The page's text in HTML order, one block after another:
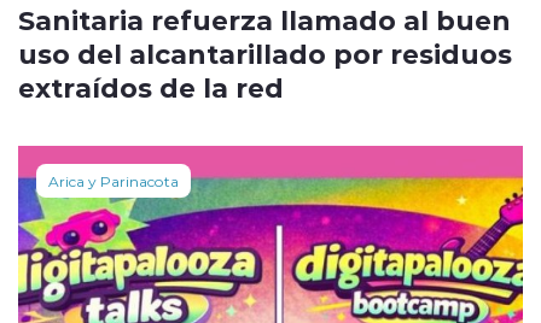
Sanitaria refuerza llamado al buen
uso del alcantarillado por residuos
extraídos de la red
Arica y Parinacota